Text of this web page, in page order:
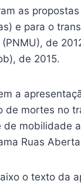
as
e para o
de
de 2015.
a
de mortes no
de mobilidade
Ruas
o texto da